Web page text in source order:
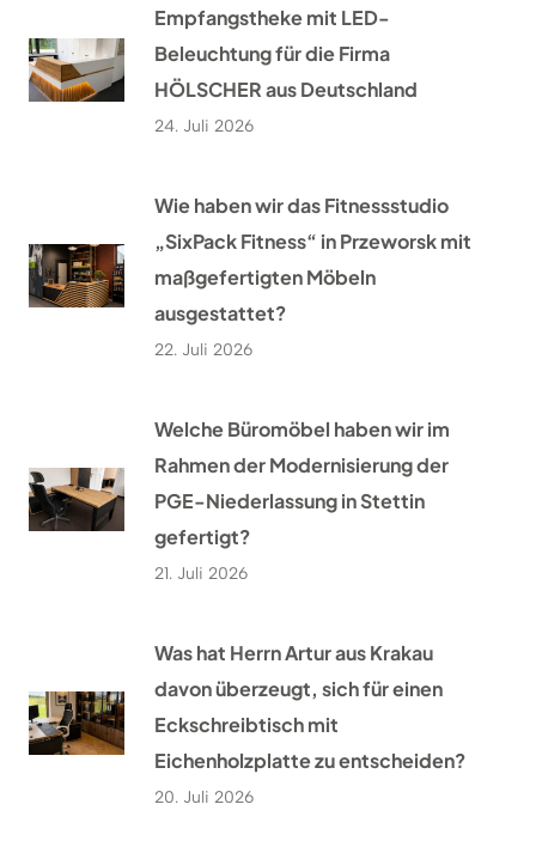
Empfangstheke mit LED-
Beleuchtung für die Firma
HÖLSCHER aus Deutschland
24. Juli 2026
Wie haben wir das Fitnessstudio
„SixPack Fitness“ in Przeworsk mit
maßgefertigten Möbeln
ausgestattet?
22. Juli 2026
Welche Büromöbel haben wir im
Rahmen der Modernisierung der
PGE-Niederlassung in Stettin
gefertigt?
21. Juli 2026
Was hat Herrn Artur aus Krakau
davon überzeugt, sich für einen
Eckschreibtisch mit
Eichenholzplatte zu entscheiden?
20. Juli 2026